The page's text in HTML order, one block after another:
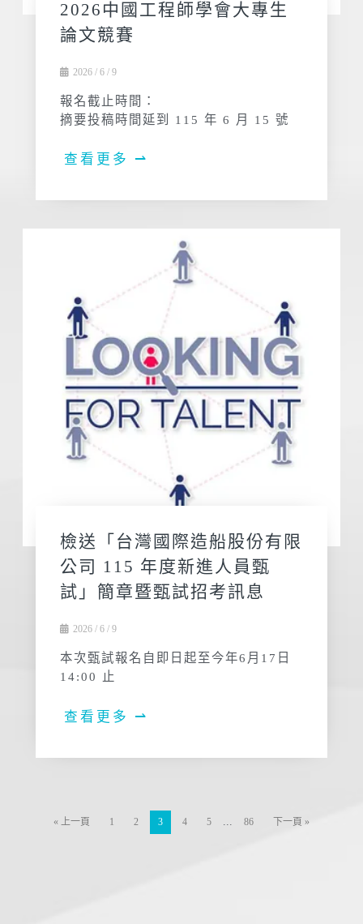
2026中國工程師學會大專生
論文競賽
2026 / 6 / 9
報名截止時間：
摘要投稿時間延到 115 年 6 月 15 號
查看更多 ⇀
檢送「台灣國際造船股份有限
公司 115 年度新進人員甄
試」簡章暨甄試招考訊息
2026 / 6 / 9
本次甄試報名自即日起至今年6月17日
14:00 止
查看更多 ⇀
« 上一頁 1 2 3 4 5 ... 86 下一頁 »